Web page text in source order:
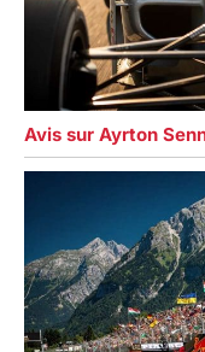
Avis sur Ayrton